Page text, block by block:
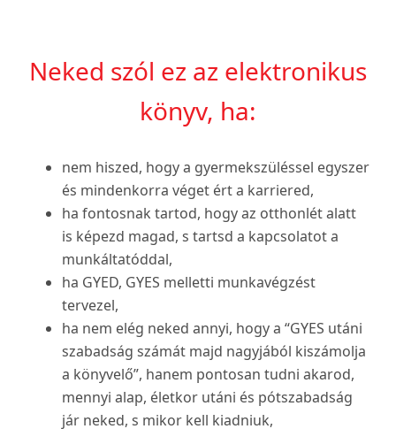
Neked szól ez az elektronikus
könyv, ha:
nem hiszed, hogy a gyermekszüléssel egyszer
és mindenkorra véget ért a karriered,
ha fontosnak tartod, hogy az otthonlét alatt
is képezd magad, s tartsd a kapcsolatot a
munkáltatóddal,
ha GYED, GYES melletti munkavégzést
tervezel,
ha nem elég neked annyi, hogy a “GYES utáni
szabadság számát majd nagyjából kiszámolja
a könyvelő”, hanem pontosan tudni akarod,
mennyi alap, életkor utáni és pótszabadság
jár neked, s mikor kell kiadniuk,